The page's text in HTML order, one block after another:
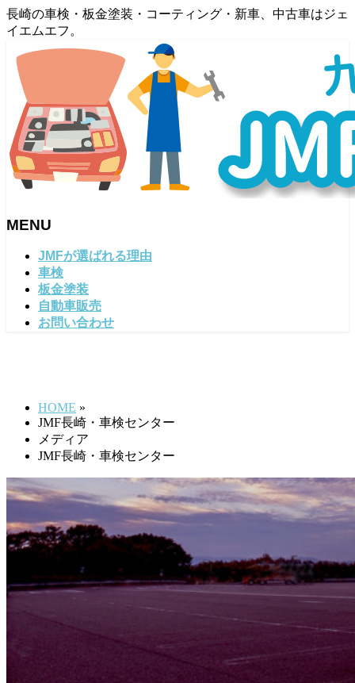
長崎の車検・板金塗装・コーティング・新車、中古車はジェ
イエムエフ。
MENU
JMFが選ばれる理由
車検
板金塗装
自動車販売
お問い合わせ
HOME »
JMF長崎・車検センター
メディア
JMF長崎・車検センター